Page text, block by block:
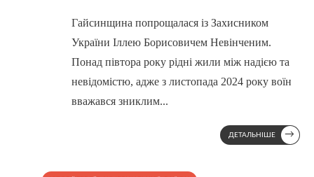
Гайсинщина попрощалася із Захисником
України Іллею Борисовичем Невінченим.
Понад півтора року рідні жили між надією та
невідомістю, адже з листопада 2024 року воїн
вважався зниклим...
ДЕТАЛЬНІШЕ →